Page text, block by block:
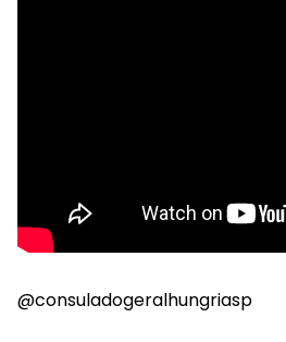
@consuladogeralhungriasp